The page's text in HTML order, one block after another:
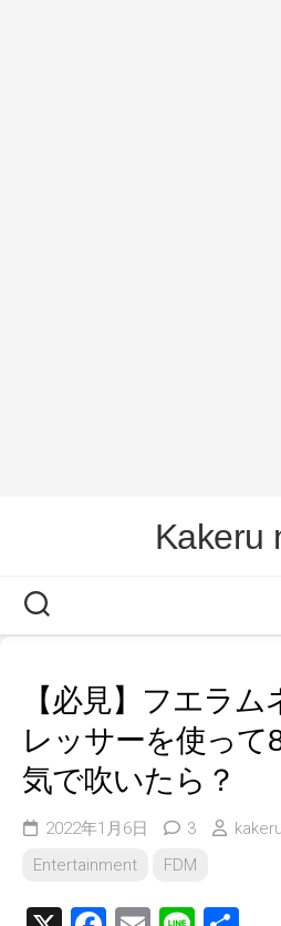
Kakeru
【必見】フエラ
レッサーを使って
気で吹いたら？
2022年1月6日 3 kakeru
Entertainment
FDM